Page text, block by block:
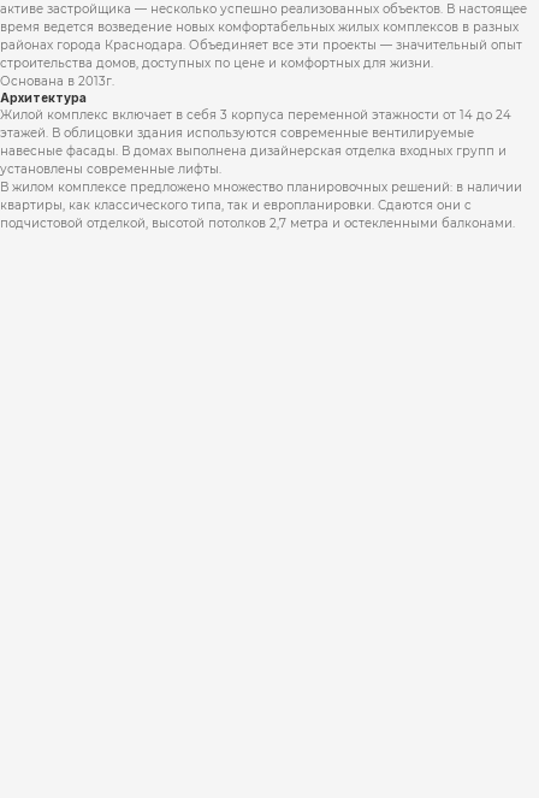
активе застройщика — несколько успешно реализованных объектов. В настоящее
время ведется возведение новых комфортабельных жилых комплексов в разных
районах города Краснодара. Объединяет все эти проекты — значительный опыт
строительства домов, доступных по цене и комфортных для жизни.
Основана в 2013г.
Архитектура
Жилой комплекс включает в себя 3 корпуса переменной этажности от 14 до 24
этажей. В облицовки здания используются современные вентилируемые
навесные фасады. В домах выполнена дизайнерская отделка входных групп и
установлены современные лифты.
В жилом комплексе предложено множество планировочных решений: в наличии
квартиры, как классического типа, так и европланировки. Сдаются они c
подчистовой отделкой, высотой потолков 2,7 метра и остекленными балконами.